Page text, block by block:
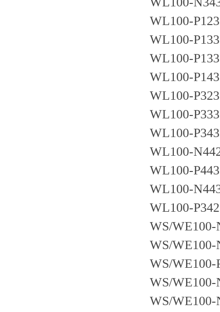
WL100-
WL100-
WL100-
WL100-
WL100-
WL100-
WL100-
WL100-
WL100-
WL100-
WL100-
WS/WE100-
WS/WE100-
WS/WE100-
WS/WE100-
WS/WE100-